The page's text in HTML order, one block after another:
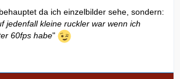
da ich einzelbilder sehe, sondern:
jedenfall kleine ruckler war wenn ich
60fps habe"